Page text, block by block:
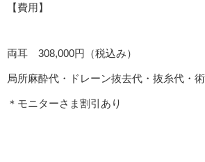
【費用】
両耳 308,000円（税込み）
局所麻酔代・ドレーン抜去代・抜糸代・
＊モニターさま割引あり